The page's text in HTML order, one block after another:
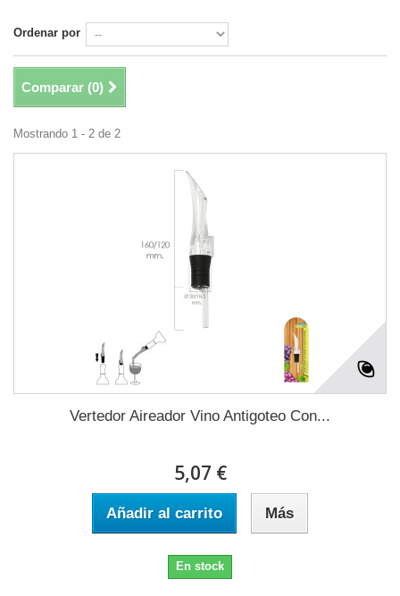
Ordenar por
Comparar (0)
Mostrando 1 - 2 de 2
Vertedor Aireador Vino Antigoteo Con...
5,07 €
Añadir al carrito Más
En stock